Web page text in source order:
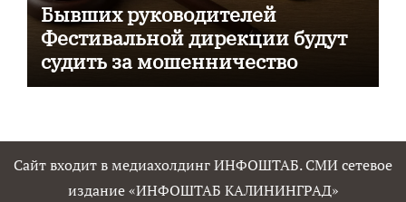
Бывших руководителей
Фестивальной дирекции будут
судить за мошенничество
Сайт входит в медиахолдинг ИНФОШТАБ. СМИ сетевое
издание «ИНФОШТАБ КАЛИНИНГРАД»